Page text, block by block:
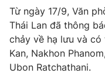
Góc doanh nghiệp
Truyền hình
Phim VTV
Hậu trường
Giải trí
Từ ngày 17/9, Văn
Thái Lan đã thông
chảy về hạ lưu và
Kan, Nakhon
Ubon Ratchathani.